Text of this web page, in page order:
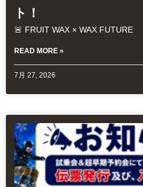
ト！
🚨 FRUIT WAX × WAX FUTURE
READ MORE »
7月 27, 2026